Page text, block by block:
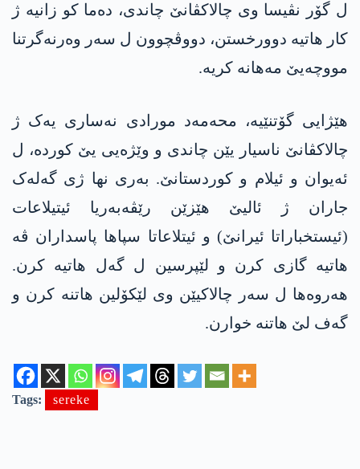
ل گۆر نڤیسا وی چالاکڤانێ چاندی، دەما کو زانیە ژ
کار ھاتیە دوورخستن، دووڤچوون ل سەر وەرنەگرتنا
مووچەیێ مەھانە کریە.
ھێژایی گۆتنێیە، محەمەد مورادی نەساری یەک ژ
چالاکڤانێ ناسیار یێن چاندی و وێژەیی یێ کوردە، ل
ئەیوان و ئیلام و کوردستانێ. بەری نھا ژی گەلەک
جاران ژ ئالیێ ھێزێن رێڤەبەریا ئیتیلاعات
(ئیستخباراتا ئیرانێ) و ئیتلاعاتا سپاھا پاسداران ڤە
ھاتیە گازی کرن و لێپرسین ل گەل ھاتیە کرن.
ھەروەھا ل سەر چالاکیێن وی لێکۆلین ھاتنە کرن و
گەف لێ ھاتنە خوارن.
Tags: sereke